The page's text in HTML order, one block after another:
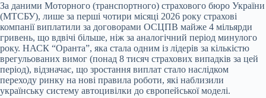
За даними Моторного (транспортного) страхового бюро України
(МТСБУ), лише за перші чотири місяці 2026 року страхові
компанії виплатили за договорами ОСЦПВ майже 4 мільярди
гривень, що вдвічі більше, ніж за аналогічний період минулого
року. НАСК “Оранта”, яка стала одним із лідерів за кількістю
врегульованих вимог (понад 8 тисяч страхових випадків за цей
період), відзначає, що зростання виплат стало наслідком
переходу ринку на нові правила роботи, які наблизили
українську систему автоцивілки до європейської моделі.